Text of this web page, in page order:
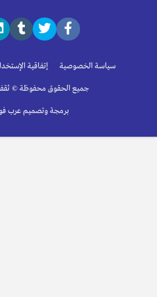
سياسة الخصوصية إتفاقية
جميع الحقوق محفوظة © ثقفنا
برمجة وتصميم عرب